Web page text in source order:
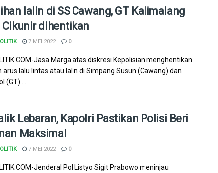
lalin di SS Cawang, GT Kalimalang
Cikunir dihentikan
7 MEI 2022 0
Jasa Marga atas diskresi Kepolisian menghentikan
arus lalu lintas atau lalin di Simpang Susun (Cawang) dan
(GT) ...
Lebaran, Kapolri Pastikan Polisi Beri
Maksimal
7 MEI 2022 0
Jenderal Pol Listyo Sigit Prabowo meninjau